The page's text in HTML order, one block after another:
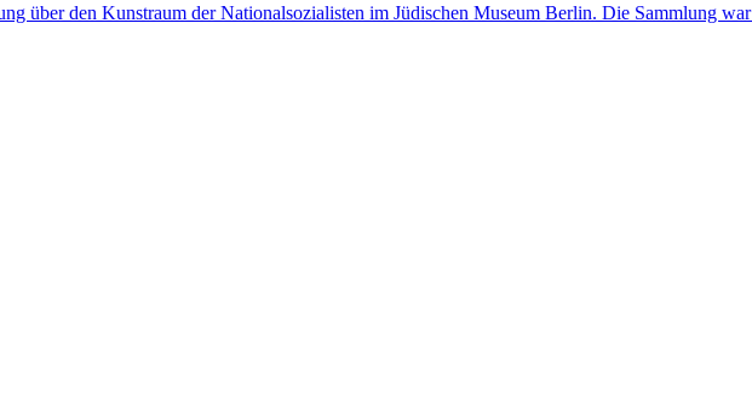
über den Kunstraum der Nationalsozialisten im Jüdischen Museum Berlin. Die Sammlung